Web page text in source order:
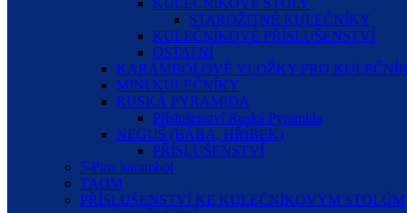
KULEČNÍKOVÉ STOLY
STAROŽITNÉ KULEČNÍKY
KULEČNÍKOVÉ PŘÍSLUŠENSTVÍ
OSTATNÍ
KARAMBOLOVÉ VLOŽKY PRO
MINI KULEČNÍKY
RUSKÁ PYRAMIDA
Příslušenství Ruská Pyramida
NEGUŠ (BÁBA, HŘÍBEK)
PŘÍSLUŠENSTVÍ
5-Pins karambol
TAOM
PŘÍSLUŠENSTVÍ KE KULEČNÍKOVÝM STOLŮM